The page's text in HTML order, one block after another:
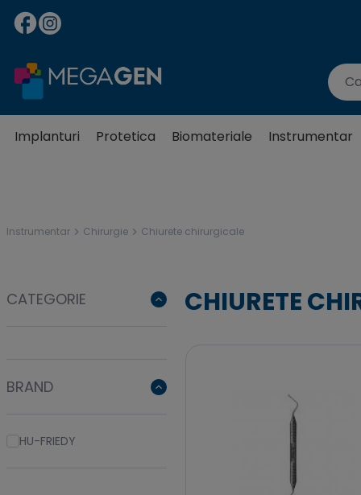
Implanturi Protetica Biomateriale Instrumentar
Instrumentar Chirurgie Chiurete chirurgicale
CATEGORIE
BRAND
HU-FRIEDY
CHIURETE